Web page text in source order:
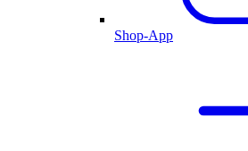
Shop-App